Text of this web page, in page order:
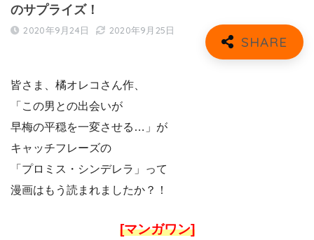
のサプライズ！
2020年9月24日 2020年9月25日
皆さま、橘オレコさん作、
「この男との出会いが
早梅の平穏を一変させる…」が
キャッチフレーズの
「プロミス・シンデレラ」って
漫画はもう読まれましたか？！
[マンガワン]